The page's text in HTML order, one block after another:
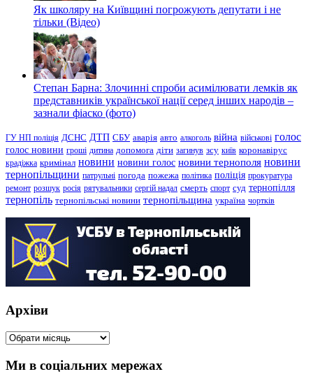
Як школяру на Київщині погрожують депутати і не
тільки (Відео)
Степан Барна: Злочинні спроби асимілювати лемків як
представників української нації серед інших народів –
зазнали фіаско (фото)
ГУ НП поліція ДСНС ДТП СБУ аварія авто алкоголь війна військові голос
голос новини гроші дитина допомога діти загинув зсу київ коронавірус
крадіжка кримінал новини новини голос новини тернополя новини
тернопільщини патрульні погода пожежа політика поліція прокуратура
ремонт розшук росія рятувальники сергій надал смерть спорт суд тернопілля
тернопіль тернопільські новини тернопільщина україна чортків
Архіви
Архіви
Ми в соціальних мережах